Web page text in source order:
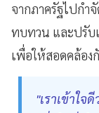
จากภาครัฐไปกำ
ทบทวน และปรับ
เพื่อให้สอดคล้อง
"เราเข้าใ